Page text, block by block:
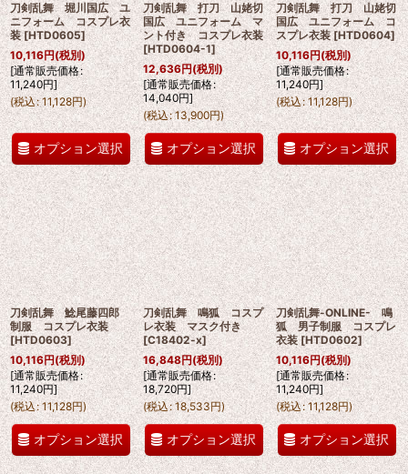
刀剣乱舞 堀川国広 ユ
ニフォーム コスプレ衣
装 [HTD0605]
10,116円(税別)
[通常販売価格:
11,240円]
(税込: 11,128円)
オプション選択
刀剣乱舞 打刀 山姥切
国広 ユニフォーム マ
ント付き コスプレ衣装
[HTD0604-1]
12,636円(税別)
[通常販売価格:
14,040円]
(税込: 13,900円)
オプション選択
刀剣乱舞 打刀 山姥切
国広 ユニフォーム コ
スプレ衣装 [HTD0604]
10,116円(税別)
[通常販売価格:
11,240円]
(税込: 11,128円)
オプション選択
刀剣乱舞 鯰尾藤四郎
制服 コスプレ衣装
[HTD0603]
10,116円(税別)
[通常販売価格:
11,240円]
(税込: 11,128円)
オプション選択
刀剣乱舞 鳴狐 コスプ
レ衣装 マスク付き
[C18402-x]
16,848円(税別)
[通常販売価格:
18,720円]
(税込: 18,533円)
オプション選択
刀剣乱舞-ONLINE- 鳴
狐 男子制服 コスプレ
衣装 [HTD0602]
10,116円(税別)
[通常販売価格:
11,240円]
(税込: 11,128円)
オプション選択